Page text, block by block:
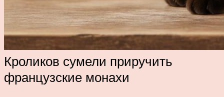
Кроликов сумели приручить
французские монахи